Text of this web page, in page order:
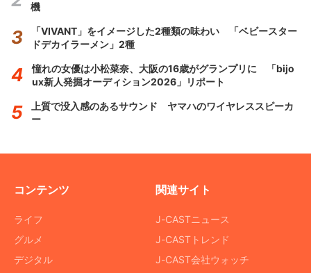
機
「VIVANT」をイメージした2種類の味わい 「ベビースター
ドデカイラーメン」2種
憧れの女優は小松菜奈、大阪の16歳がグランプリに 「bijo
ux新人発掘オーディション2026」リポート
上質で没入感のあるサウンド ヤマハのワイヤレススピーカ
ー
コンテンツ
ライフ
グルメ
デジタル
関連サイト
J-CASTニュース
J-CASTトレンド
J-CAST会社ウォッチ